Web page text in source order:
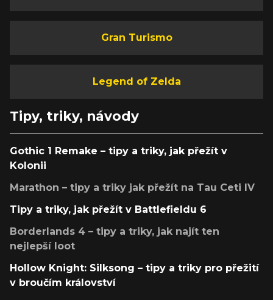
Gran Turismo
Legend of Zelda
Tipy, triky, návody
Gothic 1 Remake – tipy a triky, jak přežít v
Kolonii
Marathon – tipy a triky jak přežít na Tau Ceti IV
Tipy a triky, jak přežít v Battlefieldu 6
Borderlands 4 – tipy a triky, jak najít ten
nejlepší loot
Hollow Knight: Silksong – tipy a triky pro přežití
v broučím království